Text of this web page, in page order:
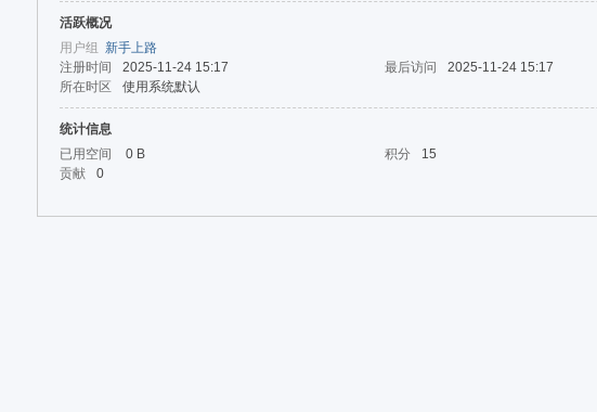
活跃概况
用户组
新手上路
注册时间
2025-11-24 15:17 最后访问 2025-11-24 15:17
所在时区
使用系统默认
统计信息
已用空间
0 B 积分 15
贡献
0